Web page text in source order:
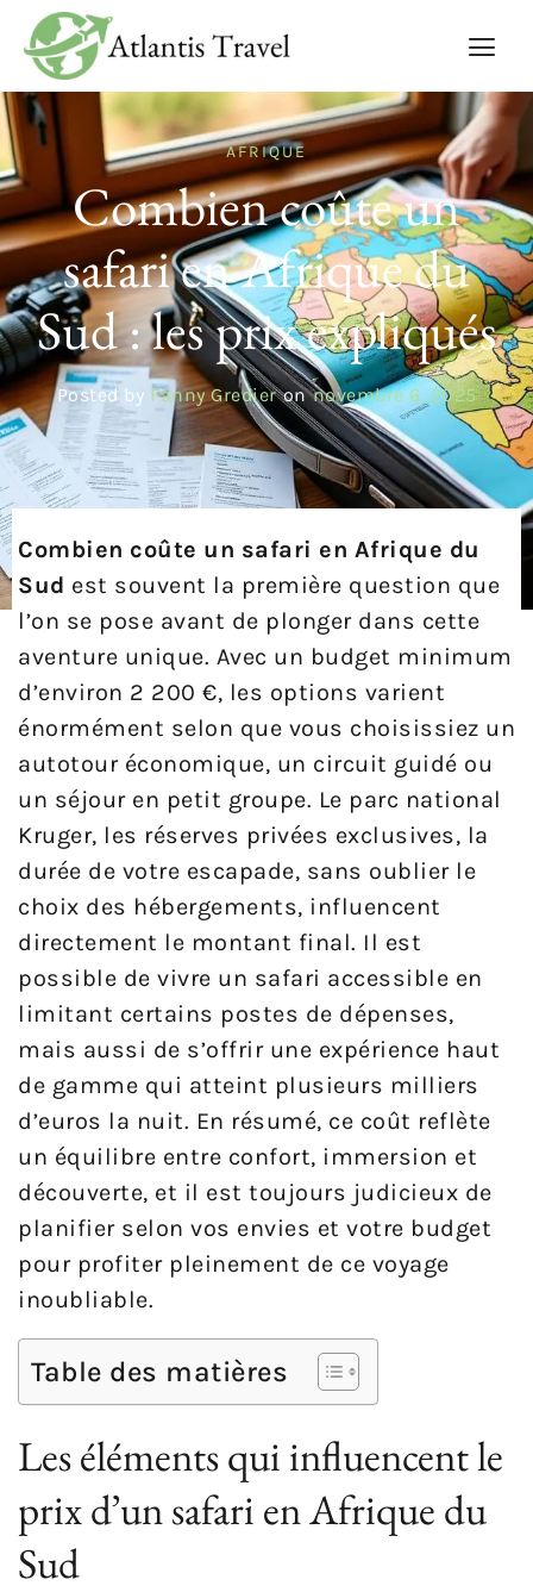
AFRIQUE
Combien coûte un
safari en Afrique du
Sud : les prix expliqués
Posted by Fanny Gredier on novembre 6, 2025
Combien coûte un safari en Afrique du
Sud est souvent la première question que
l’on se pose avant de plonger dans cette
aventure unique. Avec un budget minimum
d’environ 2 200 €, les options varient
énormément selon que vous choisissiez un
autotour économique, un circuit guidé ou
un séjour en petit groupe. Le parc national
Kruger, les réserves privées exclusives, la
durée de votre escapade, sans oublier le
choix des hébergements, influencent
directement le montant final. Il est
possible de vivre un safari accessible en
limitant certains postes de dépenses,
mais aussi de s’offrir une expérience haut
de gamme qui atteint plusieurs milliers
d’euros la nuit. En résumé, ce coût reflète
un équilibre entre confort, immersion et
découverte, et il est toujours judicieux de
planifier selon vos envies et votre budget
pour profiter pleinement de ce voyage
inoubliable.
Table des matières
Les éléments qui influencent le
prix d’un safari en Afrique du
Sud